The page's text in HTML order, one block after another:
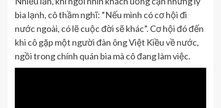
bia lạnh, cô thầm nghĩ: “Nếu mình có cơ hội đi
nước ngoài, có lẽ cuộc đời sẽ khác”. Cơ hội đó đến
khi cô gặp một người đàn ông Việt Kiều về nước,
ngồi trong chính quán bia mà cô đang làm việc.